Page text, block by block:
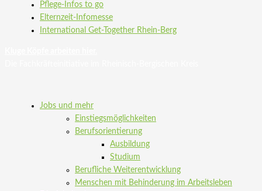
Pflege-Infos to go
Elternzeit-Infomesse
International Get-Together Rhein-Berg
Jobs und mehr
Einstiegsmöglichkeiten
Berufsorientierung
Ausbildung
Studium
Berufliche Weiterentwicklung
Menschen mit Behinderung im Arbeitsleben